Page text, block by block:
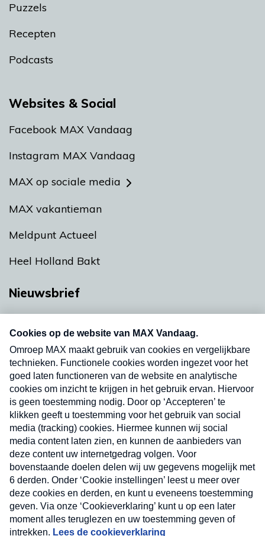
Puzzels
Recepten
Podcasts
Websites & Social
Facebook MAX Vandaag
Instagram MAX Vandaag
MAX op sociale media
MAX vakantieman
Meldpunt Actueel
Heel Holland Bakt
Nieuwsbrief
nieuwsbrief. Elke vrijdag- en dinsdagochtend in
uw mailbox.
Verzend
Nieuwsbrief
Neem hier een gratis abonnement op onze
nieuwsbrief. Elke vrijdag- en dinsdagochtend in uw